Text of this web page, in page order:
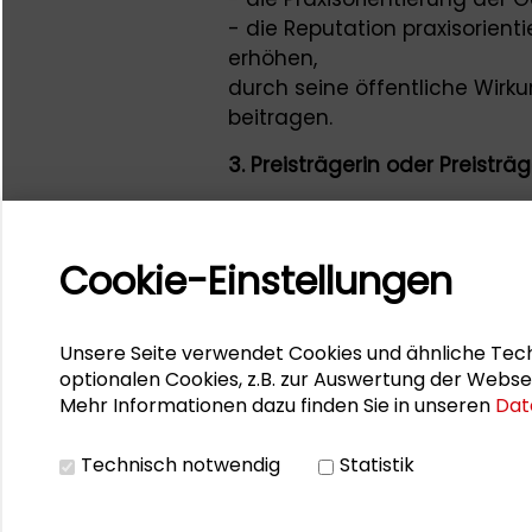
- die Reputation
erhöhen,
durch seine öffentliche
beitragen.
3. Preisträgerin oder
aus, die aufgrund ihrer
Beitrag zur Lösung
3.2
Preisträgerin zum Mitglied
Cookie-Einstellungen
Unsere Seite verwendet Cookies und ähnliche
optionalen Cookies, z.B. zur Auswertung der
Mehr Informationen dazu finden Sie in unseren
Technisch notwendig Statistik